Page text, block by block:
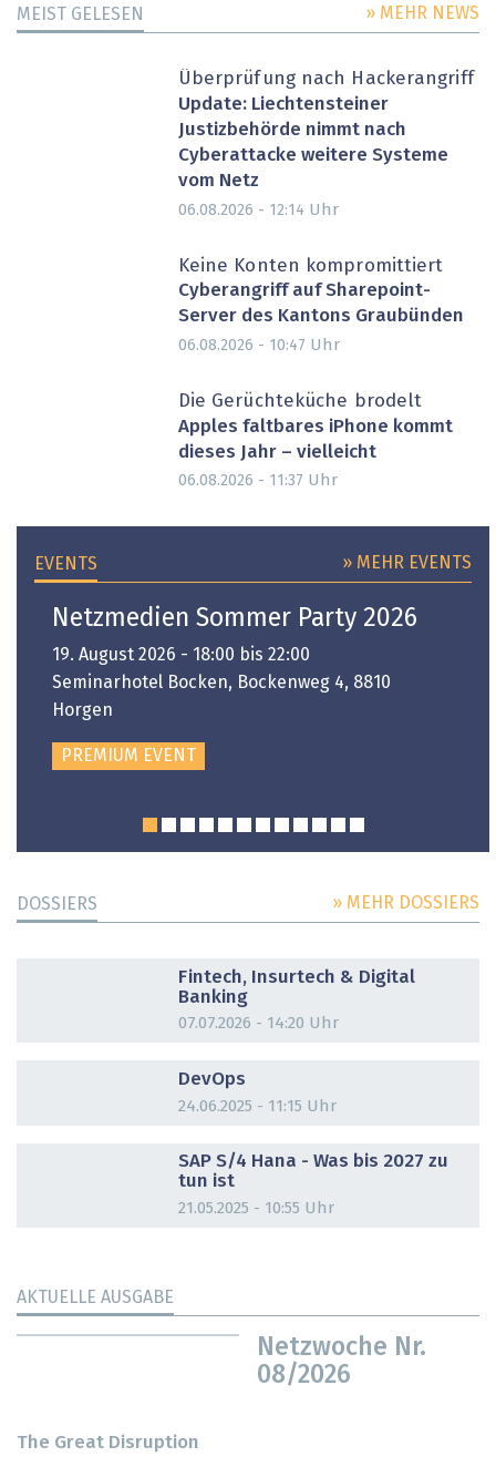
MEIST GELESEN » MEHR NEWS
Überprüfung nach Hackerangriff
Update: Liechtensteiner
Justizbehörde nimmt nach
Cyberattacke weitere Systeme
vom Netz
06.08.2026 - 12:14 Uhr
Keine Konten kompromittiert
Cyberangriff auf Sharepoint-
Server des Kantons Graubünden
06.08.2026 - 10:47 Uhr
Die Gerüchteküche brodelt
Apples faltbares iPhone kommt
dieses Jahr – vielleicht
06.08.2026 - 11:37 Uhr
EVENTS » MEHR EVENTS
Netzmedien Sommer Party 2026
19. August 2026 - 18:00 bis 22:00
Seminarhotel Bocken, Bockenweg 4, 8810
Horgen
PREMIUM EVENT
DOSSIERS » MEHR DOSSIERS
Fintech, Insurtech & Digital
Banking
07.07.2026 - 14:20 Uhr
DevOps
24.06.2025 - 11:15 Uhr
SAP S/4 Hana - Was bis 2027 zu
tun ist
21.05.2025 - 10:55 Uhr
AKTUELLE AUSGABE
Netzwoche Nr.
08/2026
The Great Disruption